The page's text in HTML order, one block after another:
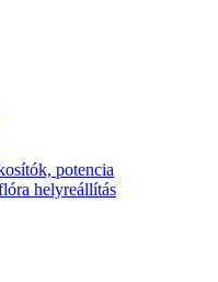
potencia
helyreállítás